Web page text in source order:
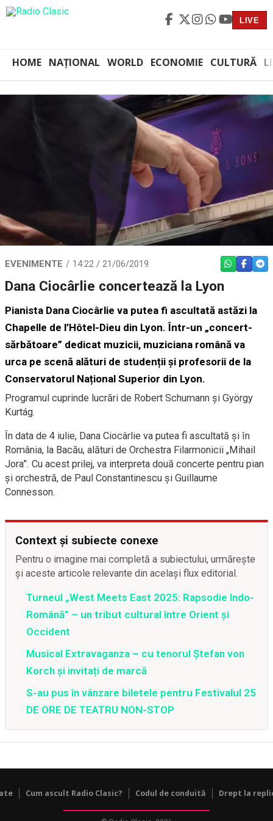
LIVE
HOME NAȚIONAL WORLD ECONOMIE CULTURĂ
EVENIMENTE 14:22 / 21/06/2019 WHATSAPP
Dana Ciocârlie concertează la Lyon
Pianista Dana Ciocârlie va putea fi ascultată astăzi la
Chapelle de l’Hôtel-Dieu din Lyon. Într-un „concert-
sărbătoare” dedicat muzicii, muziciana română va
urca pe scenă alături de studenții și profesorii de la
Conservatorul Național Superior din Lyon.
Programul cuprinde lucrări de Robert Schumann și György
Kurtág.
În data de 4 iulie, Dana Ciocârlie va putea fi ascultată și în
România, la Bacău, alături de Orchestra Filarmonicii „Mihail
Jora”. Cu acest prilej, va interpreta două concerte pentru pian
și orchestră, de Paul Constantinescu și Guillaume
Connesson.
Context și subiecte conexe
Pentru o imagine mai completă a subiectului, urmărește
și aceste articole relevante din același flux editorial.
Turneul „West Meets East 2025: Rapsodie Indo-
Română” – un tribut cultural între Orient și
Occident
Musical Extravaganza – cu tenorul Ștefan von
Korch și invitați de marcă
S-au pus în vânzare biletele pentru Festivalul 25
DE ORE DE TEATRU NON-STOP
Cum ascult Radio Clasic? Codul de conduită Drept la